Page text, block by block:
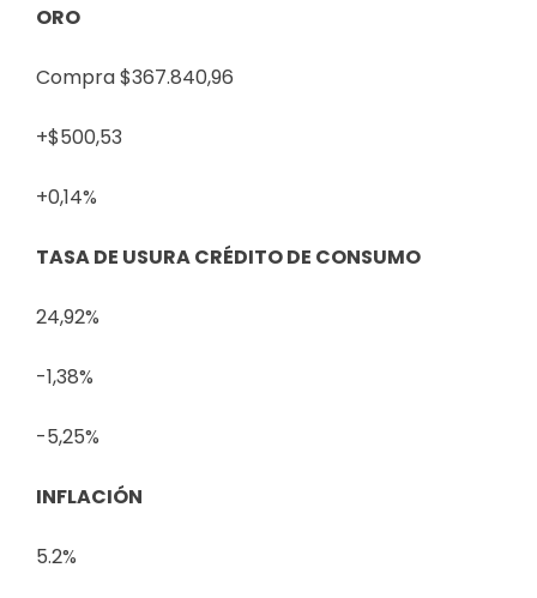
ORO
Compra $367.840,96
+$500,53
+0,14%
TASA DE USURA CRÉDITO DE CONSUMO
24,92%
-1,38%
-5,25%
INFLACIÓN
5.2%